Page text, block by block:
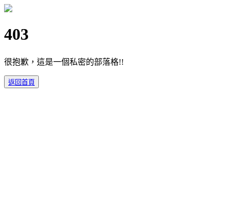
403
很抱歉，這是一個私密的部落格!!
返回首頁